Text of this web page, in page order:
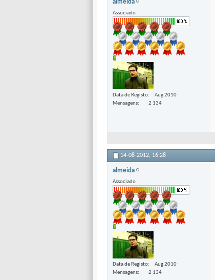
almeida
Associado
Data de Registo
Aug 2010
Mensagens
2 134
14-08-2012, 16:28
almeida
Associado
Data de Registo
Aug 2010
Mensagens
2 134